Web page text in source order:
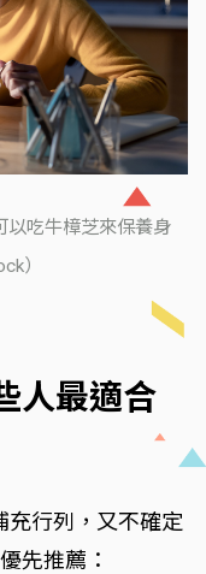
以吃牛樟芝來保養身
）
人最適合
充行列，又不確定
先推薦：